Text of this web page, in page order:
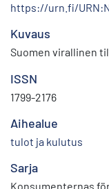
https://urn.fi/
Kuvaus
Suomen virallinen
ISSN
1799-2176
Aihealue
tulot ja kulutus
Sarja
Konsumenternas